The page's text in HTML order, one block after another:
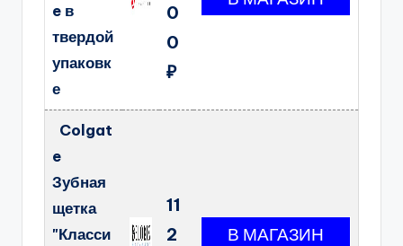
e в
твердой
упаковк
е
0
0
₽
Colgat
e
Зубная
щетка
"Класси
11
2